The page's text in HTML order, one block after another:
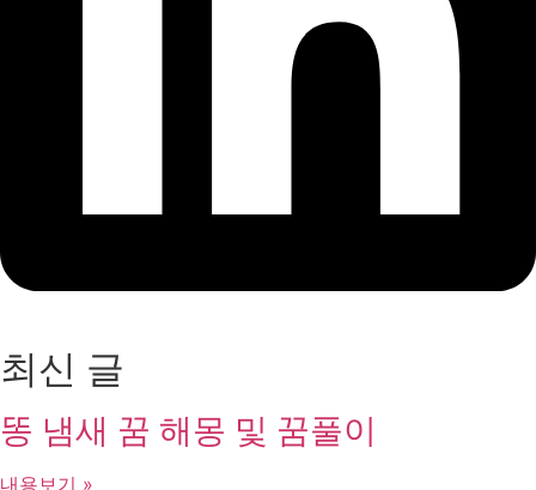
최신 글
똥 냄새 꿈 해몽 및 꿈풀이
내용보기 »